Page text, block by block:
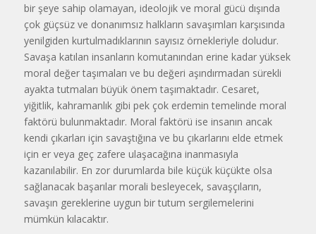
bir şeye sahip olamayan, ideolojik ve moral gücü dışında
çok güçsüz ve donanımsız halkların savaşımları karşısında
yenilgiden kurtulmadıklarının sayısız örnekleriyle doludur.
Savaşa katılan insanların komutanından erine kadar yüksek
moral değer taşımaları ve bu değeri aşındırmadan sürekli
ayakta tutmaları büyük önem taşımaktadır. Cesaret,
yiğitlik, kahramanlık gibi pek çok erdemin temelinde moral
faktörü bulunmaktadır. Moral faktörü ise insanın ancak
kendi çıkarları için savaştığına ve bu çıkarlarını elde etmek
için er veya geç zafere ulaşacağına inanmasıyla
kazanılabilir. En zor durumlarda bile küçük küçükte olsa
sağlanacak başarılar morali besleyecek, savaşçıların,
savaşın gereklerine uygun bir tutum sergilemelerini
mümkün kılacaktır.